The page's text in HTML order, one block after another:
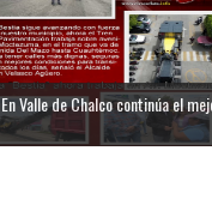
En Valle de Chalco continúa el